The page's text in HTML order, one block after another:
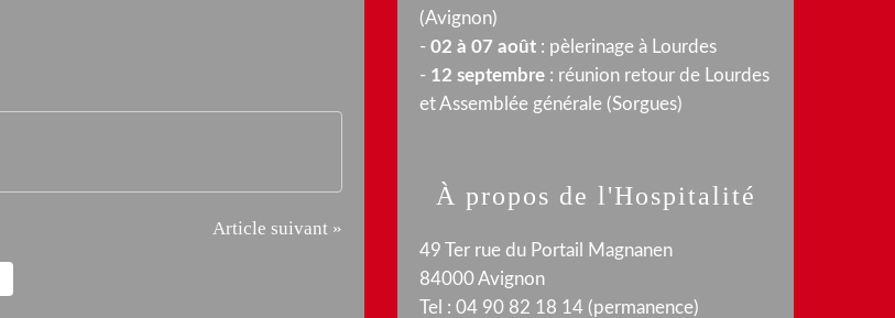
Article suivant »
À propos de l'Hospitalité
49 Ter rue du Portail Magnanen
84000 Avignon
Tel : 04 90 82 18 14 (permanence)
(Avignon)
- 02 à 07 août : pèlerinage à Lourdes
- 12 septembre : réunion retour de Lourdes
et Assemblée générale (Sorgues)